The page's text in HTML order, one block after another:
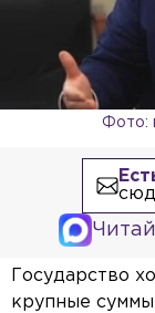
Фото:
Государство
крупные